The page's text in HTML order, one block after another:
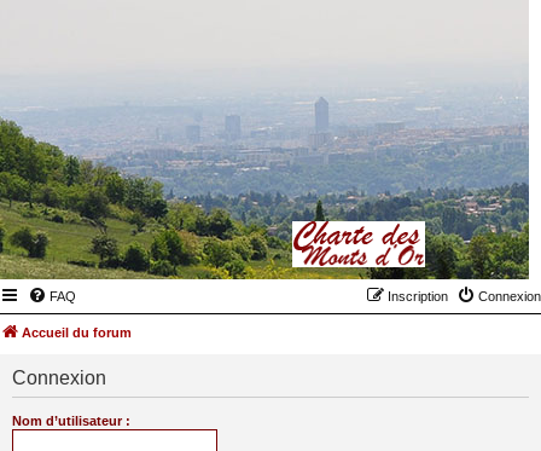
FAQ Connexion
Inscription
Accueil du forum
Connexion
Nom d’utilisateur :